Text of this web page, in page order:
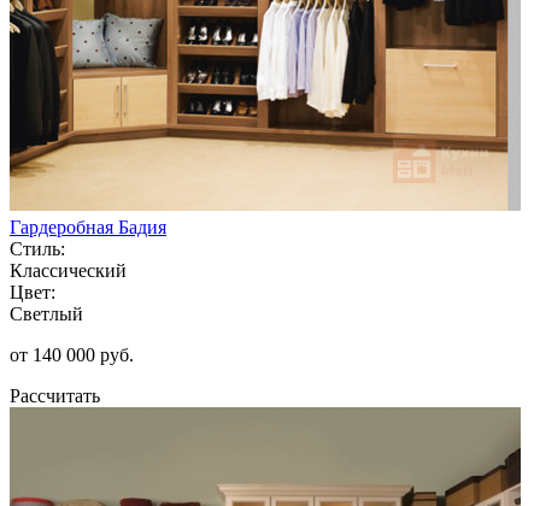
Гардеробная Бадия
Стиль:
Классический
Цвет:
Светлый
от 140 000 руб.
Рассчитать